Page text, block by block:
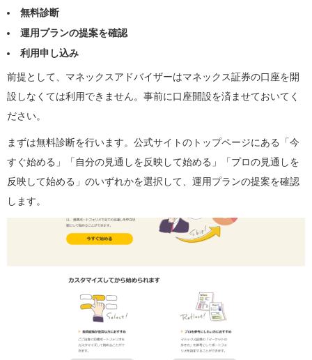
無料診断
運用プランの提案を確認
利用申し込み
前提として、マネックスアドバイザーはマネックス証券の口座を開
設しなくては利用できません。事前に口座開設を済ませておいてく
ださい。
まずは無料診断を行います。公式サイトのトップページにある「今
すぐ始める」「自分の見通しを反映して始める」「プロの見通しを
反映して始める」のいずれかを選択して、運用プランの提案を確認
します。